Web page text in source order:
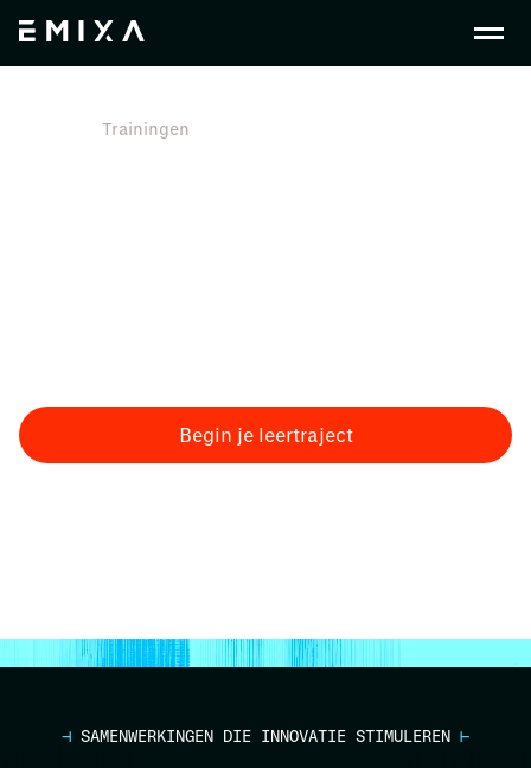
Trainingen
Begin je leertraject
⊣ SAMENWERKINGEN DIE INNOVATIE STIMULEREN ⊢